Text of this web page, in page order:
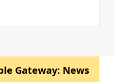
Gateway: News